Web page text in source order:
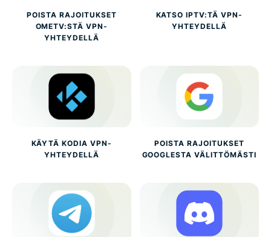
POISTA RAJOITUKSET
OMETV:STÄ VPN-
YHTEYDELLÄ
KATSO IPTV:TÄ VPN-
YHTEYDELLÄ
KÄYTÄ KODIA VPN-
YHTEYDELLÄ
POISTA RAJOITUKSET
GOOGLESTA VÄLITTÖMÄSTI